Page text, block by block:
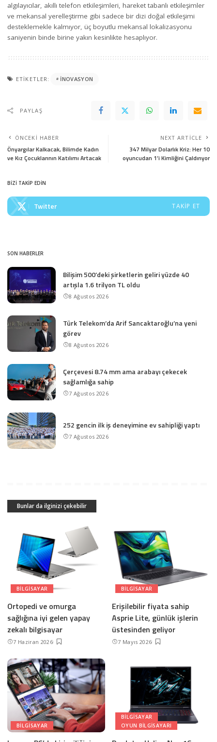
algılayıcılar, akıllı telefon etkileşimleri, hareket tabanlı etkileşimler
ve mekansal yerelleştirme gibi sadece bir dizi doğal etkileşimi
desteklemekle kalmıyor, üç boyutlu mekansal lokalizasyonu
saniyenin binde birine yakın kesinlikte hesaplıyor.
ETIKETLER: INOVASYON
PAYLAŞ
ÖNCEKI HABER
Önyargılar Kalkacak, Bilimde Kadın
ve Kız Çocuklarının Katılımı Artacak
NEXT ARTICLE
347 Milyar Dolarlık Kriz: Her 10
oyuncudan 1’i Kimliğini Çaldırıyor
BİZİ TAKİP EDİN
Twitter TAKIP ET
SON HABERLER
Bilişim 500’deki şirketlerin geliri yüzde 40
artışla 1.6 trilyon TL oldu
8 Ağustos 2026
Türk Telekom’da Arif Sancaktaroğlu’na yeni
görev
8 Ağustos 2026
Çerçevesi 8.74 mm ama arabayı çekecek
sağlamlığa sahip
7 Ağustos 2026
252 gencin ilk iş deneyimine ev sahipliği yaptı
7 Ağustos 2026
Bunlar da ilginizi çekebilir
BILGISAYAR
Ortopedi ve omurga
sağlığına iyi gelen yapay
zekalı bilgisayar
7 Haziran 2026
BILGISAYAR
Erişilebilir fiyata sahip
Asprie Lite, günlük işlerin
üstesinden geliyor
7 Mayıs 2026
BILGISAYAR
BILGISAYAR
OYUN BILGISAYARI